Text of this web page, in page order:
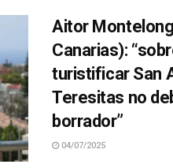
Aitor
Canarias):
turistificar San
Teresitas no
borrador”
04/07/2025